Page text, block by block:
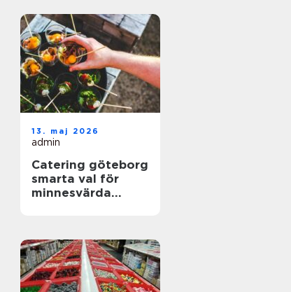
13. maj 2026
admin
Catering göteborg
smarta val för
minnesvärda